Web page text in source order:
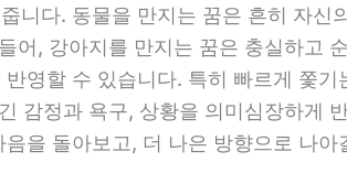
니다. 동물을 만지는 꿈은 흔히 자
어, 강아지를 만지는 꿈은 충실하고
영할 수 있습니다. 특히 빠르게 쫓
감정과 욕구, 상황을 의미심장하게
을 돌아보고, 더 나은 방향으로 나